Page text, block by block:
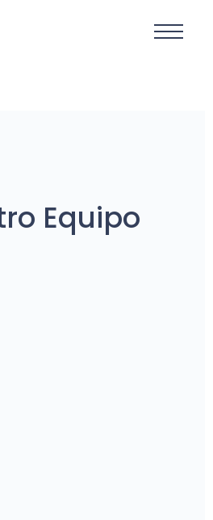
Equipo